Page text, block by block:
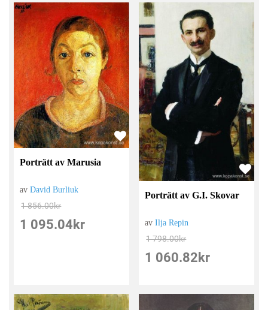
Porträtt av Marusia
avDavid Burliuk
1 856.00kr
1 095.04 kr
Porträtt av G.I. Skovar
avIlja Repin
1 798.00kr
1 060.82 kr